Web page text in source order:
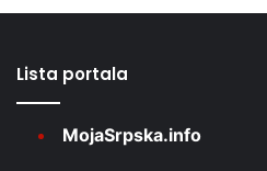
Lista portala
MojaSrpska.info